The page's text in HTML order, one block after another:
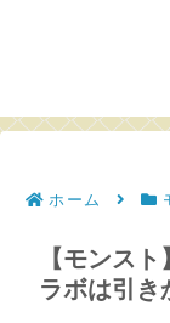
ホーム
【モンス
ラボは引き